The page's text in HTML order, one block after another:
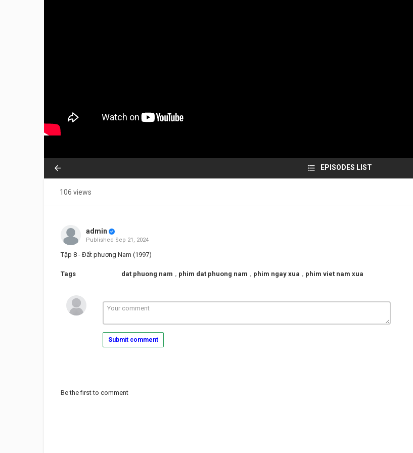
EPISODES LIST
106 views
admin
Published Sep 21, 2024
Tập 8 - Đất phương Nam (1997)
Tags dat phuong nam , phim dat phuong nam , phim ngay xua , phim viet nam xua
Submit comment
Be the first to comment